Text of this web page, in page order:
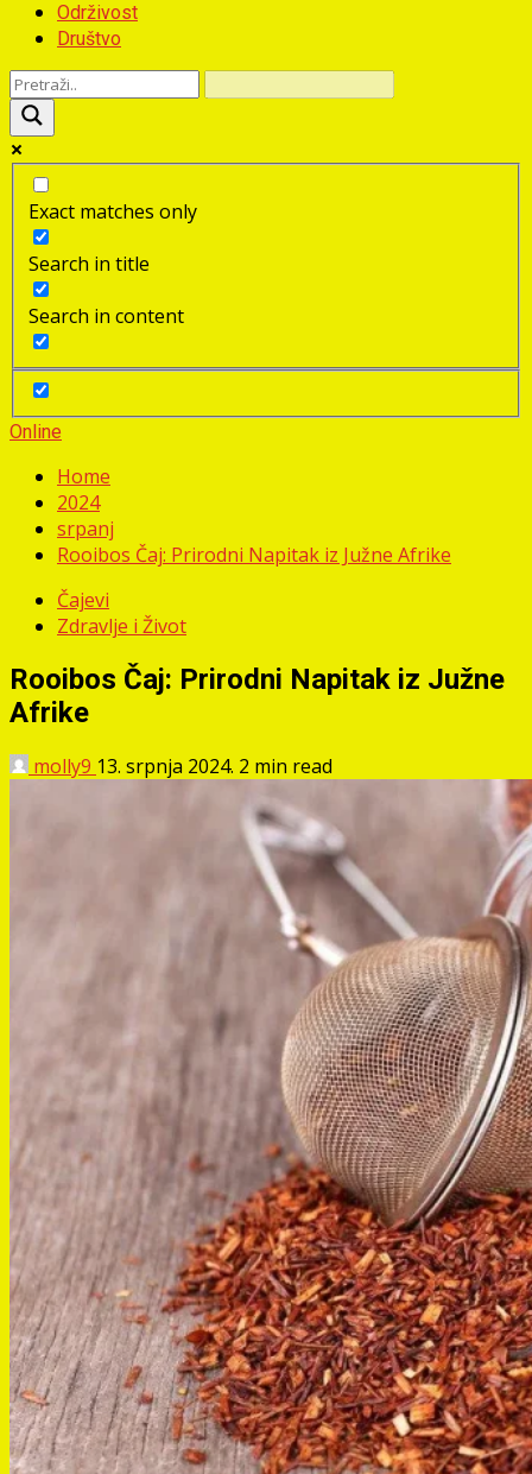
Održivost
Društvo
Exact matches only
Search in title
Search in content
Online
Home
2024
srpanj
Rooibos Čaj: Prirodni Napitak iz Južne Afrike
Čajevi
Zdravlje i Život
Rooibos Čaj: Prirodni Napitak iz Južne
Afrike
molly9 13. srpnja 2024. 2 min read